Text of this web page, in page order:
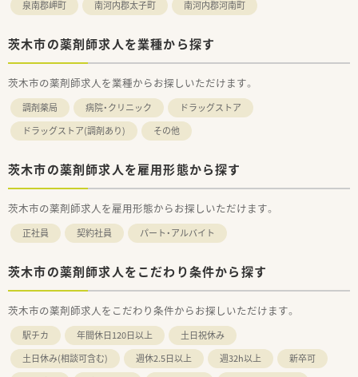
泉南郡岬町
南河内郡太子町 南河内郡河南町
茨木市の薬剤師求人を業種から探す
茨木市の薬剤師求人を業種からお探しいただけます。
調剤薬局 病院・クリニック
ドラッグストア
ドラッグストア(調剤あり)
その他
茨木市の薬剤師求人を雇用形態から探す
茨木市の薬剤師求人を雇用形態からお探しいただけます。
正社員 契約社員 パート・アルバイト
茨木市の薬剤師求人をこだわり条件から探す
茨木市の薬剤師求人をこだわり条件からお探しいただけます。
駅チカ 年間休日120日以上
土日祝休み
土日休み(相談可含む)
週休2.5日以上 週32h以上
新卒可